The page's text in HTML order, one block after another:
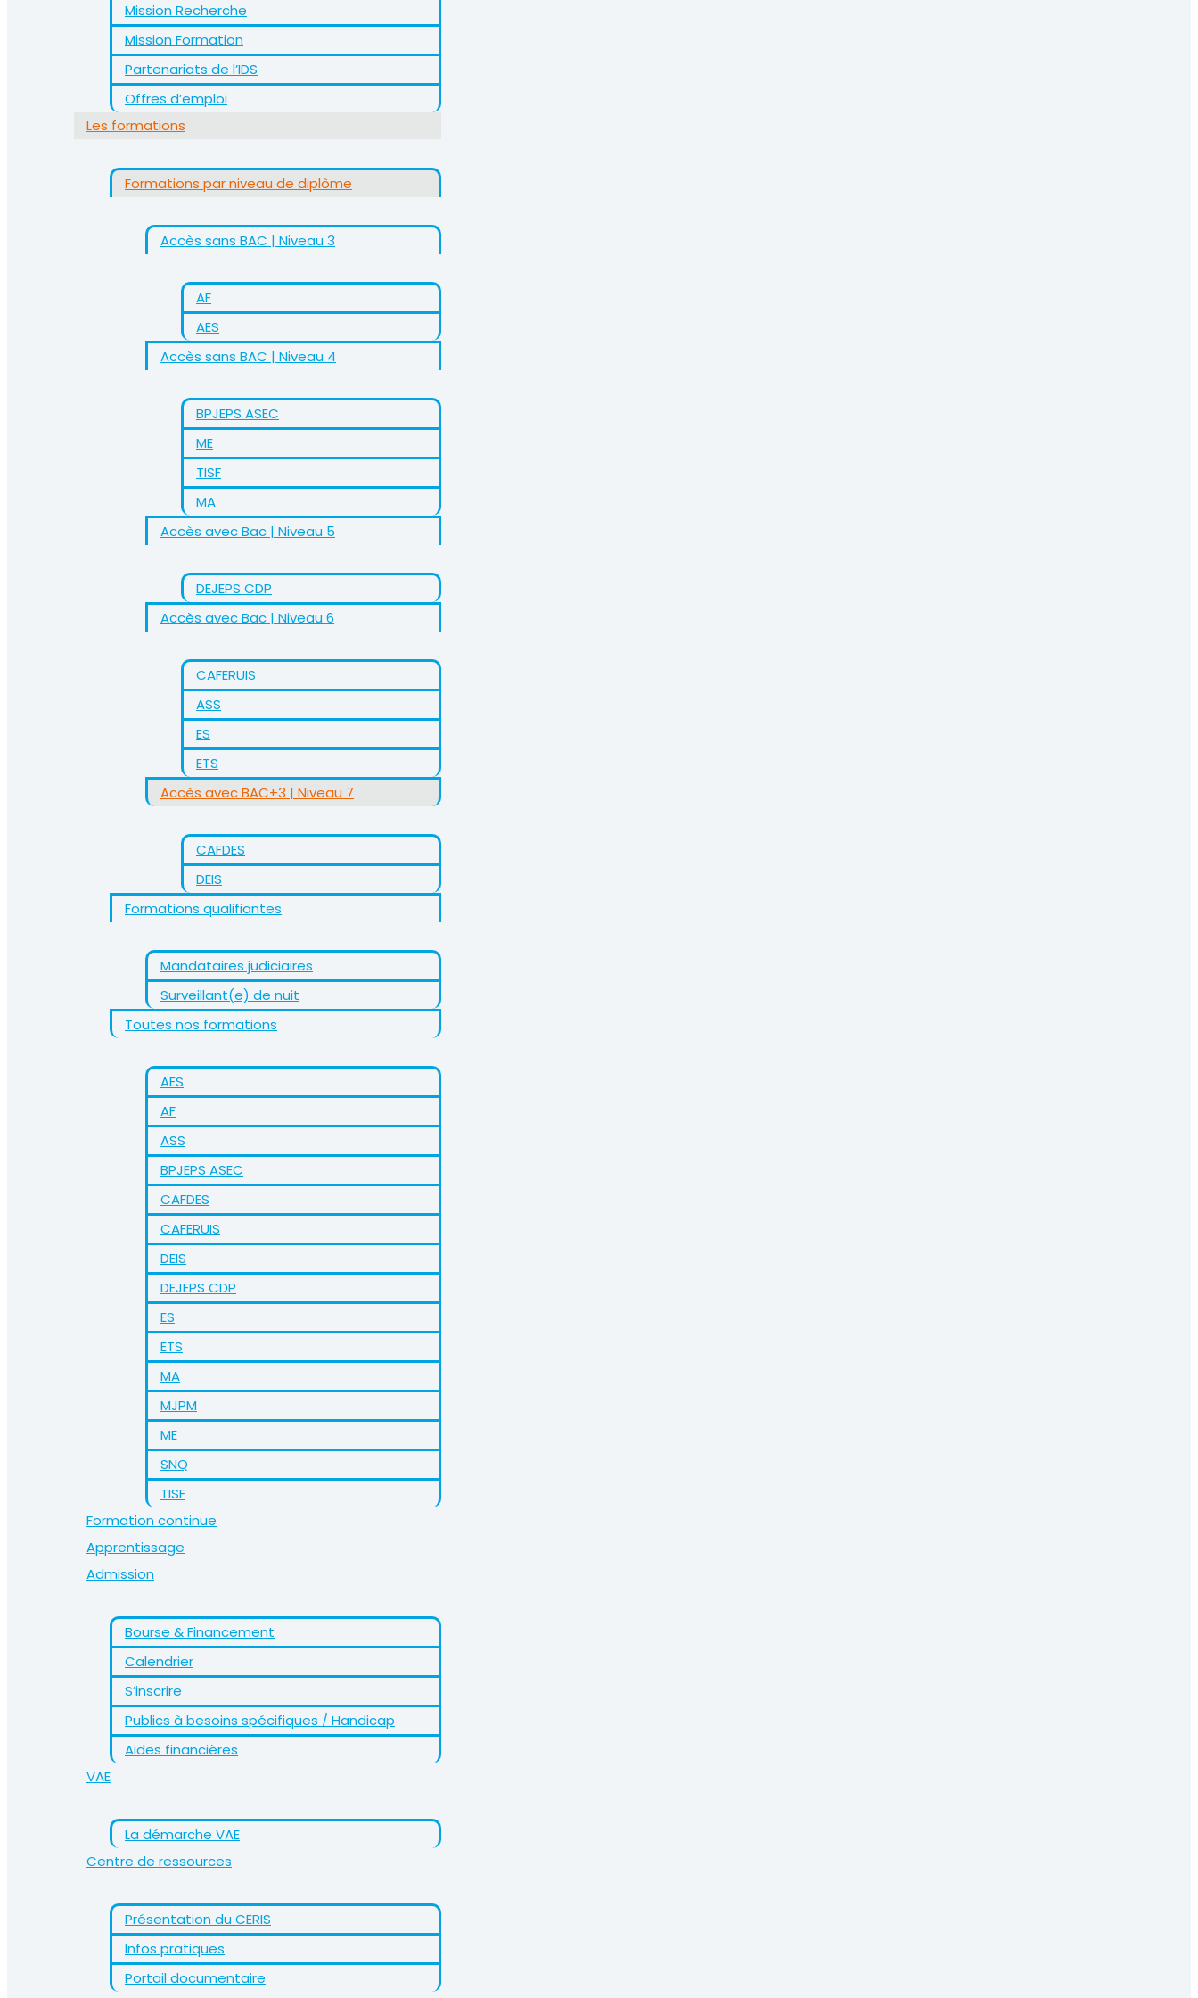
Mission Recherche
Mission Formation
Partenariats de l’IDS
Offres d’emploi
Les formations
Formations par niveau de diplôme
Accès sans BAC | Niveau 3
AF
AES
Accès sans BAC | Niveau 4
BPJEPS ASEC
ME
TISF
MA
Accès avec Bac | Niveau 5
DEJEPS CDP
Accès avec Bac | Niveau 6
CAFERUIS
ASS
ES
ETS
Accès avec BAC+3 | Niveau 7
CAFDES
DEIS
Formations qualifiantes
Mandataires judiciaires
Surveillant(e) de nuit
Toutes nos formations
AES
AF
ASS
BPJEPS ASEC
CAFDES
CAFERUIS
DEIS
DEJEPS CDP
ES
ETS
MA
MJPM
ME
SNQ
TISF
Formation continue
Apprentissage
Admission
Bourse & Financement
Calendrier
S’inscrire
Publics à besoins spécifiques / Handicap
Aides financières
VAE
La démarche VAE
Centre de ressources
Présentation du CERIS
Infos pratiques
Portail documentaire